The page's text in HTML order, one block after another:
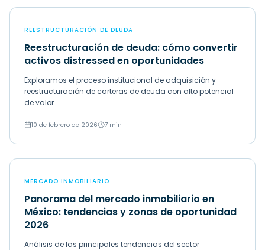
REESTRUCTURACIÓN DE DEUDA
Reestructuración de deuda: cómo convertir
activos distressed en oportunidades
Exploramos el proceso institucional de adquisición y
reestructuración de carteras de deuda con alto potencial
de valor.
10 de febrero de 2026 7 min
MERCADO INMOBILIARIO
Panorama del mercado inmobiliario en
México: tendencias y zonas de oportunidad
2026
Análisis de las principales tendencias del sector